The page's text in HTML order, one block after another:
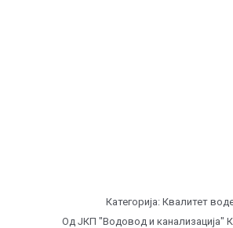
Категорија: Квалитет
Од ЈКП "Водовод и канализација"